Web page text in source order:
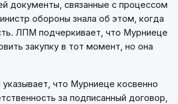
документы, связанные с процессом
обороны знала об этом, когда
ЛПМ подчеркивает, что Мурниеце
закупку в тот момент, но она
что Мурниеце косвенно
за подписанный договор,